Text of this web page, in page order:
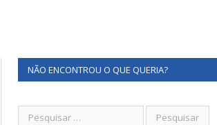
NÃO ENCONTROU O QUE QUERIA?